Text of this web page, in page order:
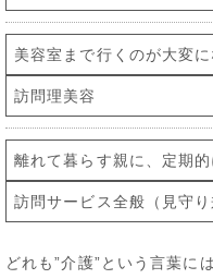
美容室まで行くのが大変
訪問理美容
離れて暮らす親に、定期
訪問サービス全般（見守り
どれも”介護”という言葉に